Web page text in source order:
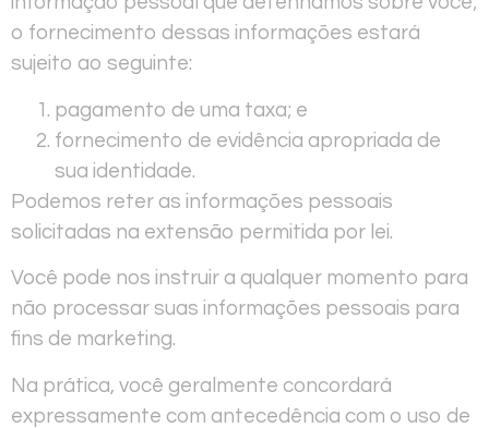
o fornecimento dessas informações estará
sujeito ao seguinte:
pagamento de uma taxa; e
fornecimento de evidência apropriada de
sua identidade.
Podemos reter as informações pessoais
solicitadas na extensão permitida por lei.
Você pode nos instruir a qualquer momento para
não processar suas informações pessoais para
fins de marketing.
Na prática, você geralmente concordará
expressamente com antecedência com o uso de